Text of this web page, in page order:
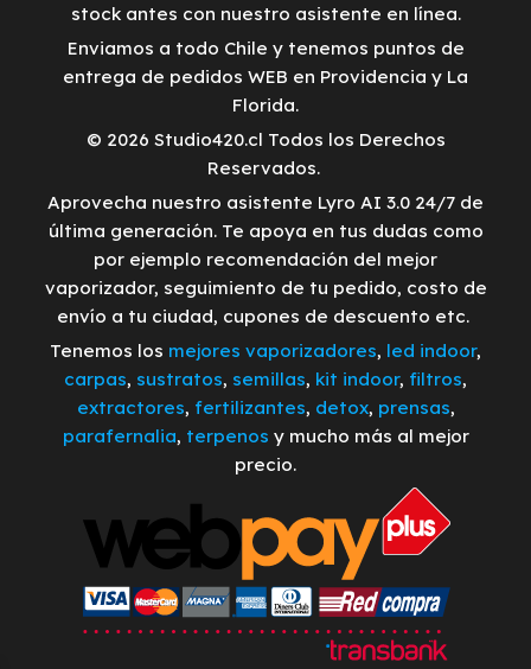
stock antes con nuestro asistente en línea.
Enviamos a todo Chile y tenemos puntos de
entrega de pedidos WEB en Providencia y La
Florida.
© 2026 Studio420.cl Todos los Derechos
Reservados.
Aprovecha nuestro asistente Lyro AI 3.0 24/7 de
última generación. Te apoya en tus dudas como
por ejemplo recomendación del mejor
vaporizador, seguimiento de tu pedido, costo de
envío a tu ciudad, cupones de descuento etc.
Tenemos los mejores vaporizadores, led indoor,
carpas, sustratos, semillas, kit indoor, filtros,
extractores, fertilizantes, detox, prensas,
parafernalia, terpenos y mucho más al mejor
precio.